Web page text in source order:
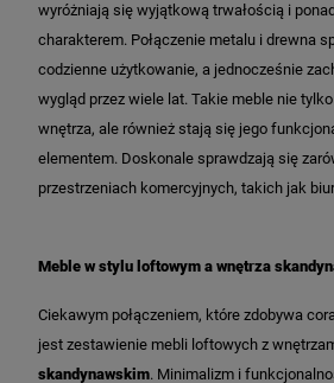
wyróżniają się wyjątkową trwałością i
charakterem. Połączenie metalu i drewna
codzienne użytkowanie, a jednocześnie
wygląd przez wiele lat. Takie meble nie
wnętrza, ale również stają się jego
elementem. Doskonale sprawdzają się
przestrzeniach komercyjnych, takich jak
Meble w stylu loftowym a wnętrza
Ciekawym połączeniem, które zdobywa
jest zestawienie mebli loftowych z
skandynawskim. Minimalizm i